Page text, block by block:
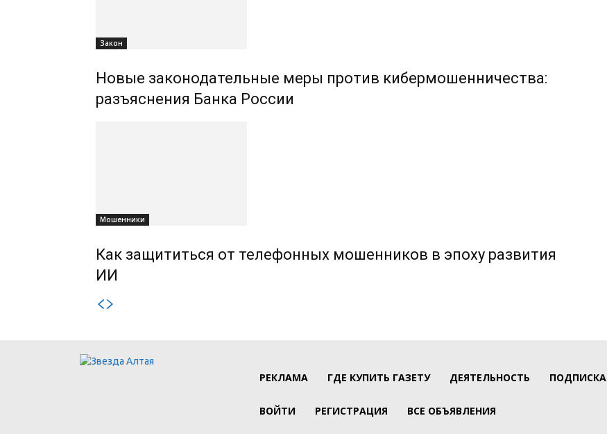
Закон
Новые законодательные меры против кибермошенничества:
разъяснения Банка России
Мошенники
Как защититься от телефонных мошенников в эпоху развития
ИИ
РЕКЛАМА ГДЕ КУПИТЬ ГАЗЕТУ ДЕЯТЕЛЬНОСТЬ ПОДПИСКА
ВОЙТИ РЕГИСТРАЦИЯ ВСЕ ОБЪЯВЛЕНИЯ